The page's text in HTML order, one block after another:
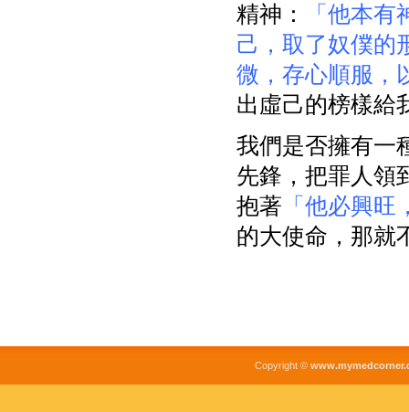
精神：
「他本
己，取了奴僕的
微，存心順服，
出虛己的榜樣給
我們是否擁有一
先鋒，把罪人領
抱著 「他必興
的大使命，那就
Copyright ©